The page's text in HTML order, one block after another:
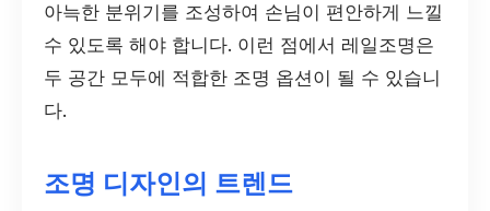
아늑한 분위기를 조성하여 손님이 편안하게 느낄
수 있도록 해야 합니다. 이런 점에서 레일조명은
두 공간 모두에 적합한 조명 옵션이 될 수 있습니
다.
조명 디자인의 트렌드